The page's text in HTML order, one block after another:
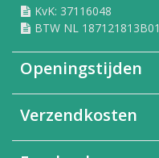
KvK: 37116048
BTW NL 187121813B01
Openingstijden
Verzendkosten